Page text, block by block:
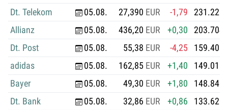
Dt. Telekom
05.08. 27,390 EUR -1,79
Allianz
05.08. 436,20 EUR +0,30
Dt. Post
05.08. 55,38 EUR -4,25
adidas
05.08. 162,85 EUR +1,40
Bayer
05.08. 49,30 EUR +1,80
Dt. Bank
05.08. 32,86 EUR +0,86